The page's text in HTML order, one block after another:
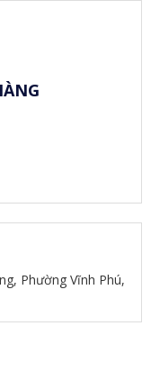
Phường Vĩnh Phú,